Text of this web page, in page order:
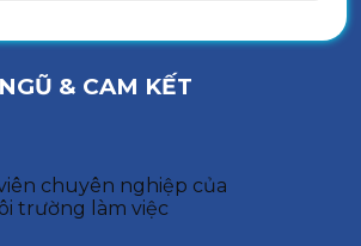
& CAM KẾT
chuyên nghiệp của
trường làm việc